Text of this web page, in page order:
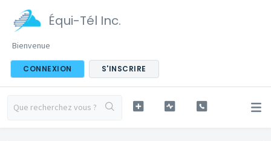
Équi-Tél Inc.
Bienvenue
CONNEXION S'INSCRIRE